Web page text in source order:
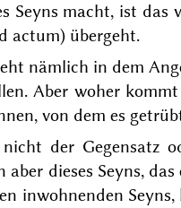
Seyns macht, ist das
actum) übergeht.
nämlich in dem
Aber woher
von dem es
der Gegensatz
aber dieses Seyns,
inwohnenden